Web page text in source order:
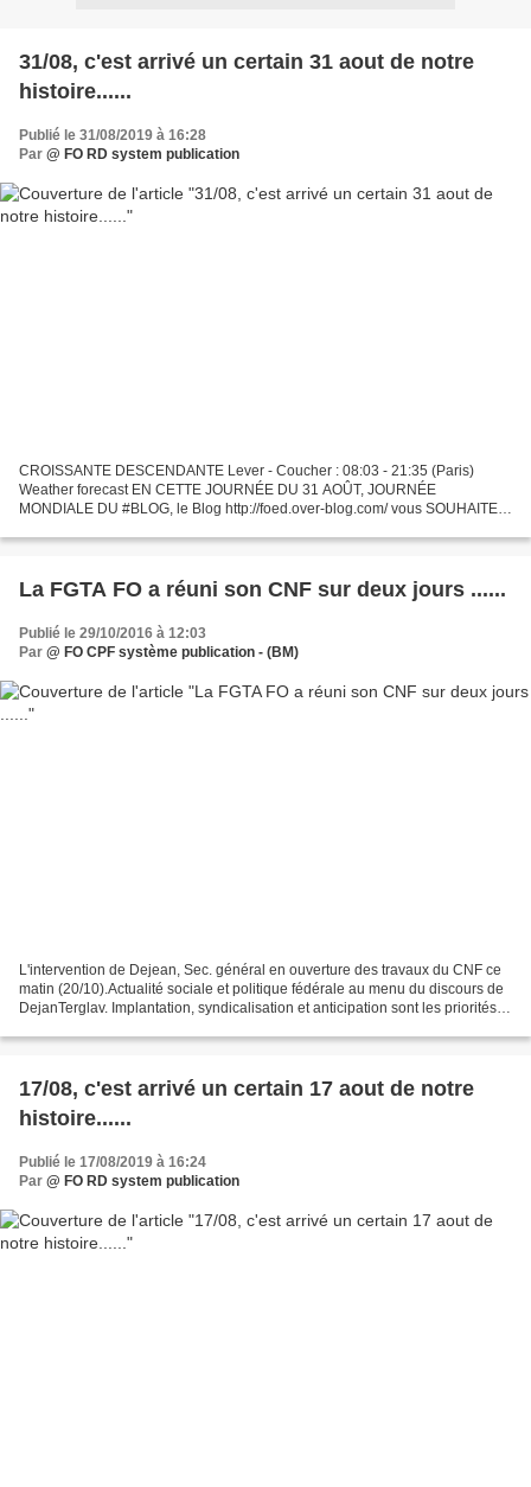
31/08, c'est arrivé un certain 31 aout de notre
histoire......
Publié le 31/08/2019 à 16:28
Par @ FO RD system publication
CROISSANTE DESCENDANTE Lever - Coucher : 08:03 - 21:35 (Paris)
Weather forecast EN CETTE JOURNÉE DU 31 AOÛT, JOURNÉE
MONDIALE DU #BLOG, le Blog http://foed.over-blog.com/ vous SOUHAITE
La FGTA FO a réuni son CNF sur deux jours ......
Publié le 29/10/2016 à 12:03
Par @ FO CPF système publication - (BM)
L'intervention de Dejean, Sec. général en ouverture des travaux du CNF ce
matin (20/10).Actualité sociale et politique fédérale au menu du discours de
DejanTerglav. Implantation, syndicalisation et anticipation sont les priorités
17/08, c'est arrivé un certain 17 aout de notre
histoire......
Publié le 17/08/2019 à 16:24
Par @ FO RD system publication